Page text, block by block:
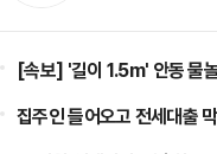
[속보] '길이 1.5m' 안동 물
집주인 들어오고 전세대출